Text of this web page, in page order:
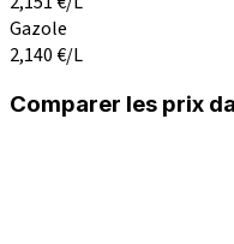
Gazole
2,140€/L
Comparer les prix